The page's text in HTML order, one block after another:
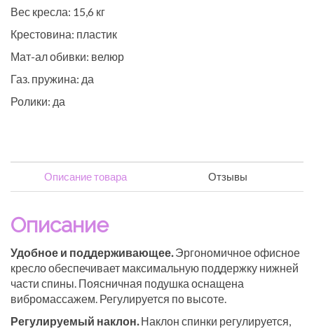
Вес кресла: 15,6 кг
Крестовина: пластик
Мат-ал обивки: велюр
Газ. пружина: да
Ролики: да
Описание товара Отзывы
Описание
Удобное и поддерживающее.Эргономичное офисное
кресло обеспечивает максимальную поддержку нижней
части спины. Поясничная подушка оснащена
вибромассажем. Регулируется по высоте.
Регулируемый наклон.Наклон спинки регулируется,